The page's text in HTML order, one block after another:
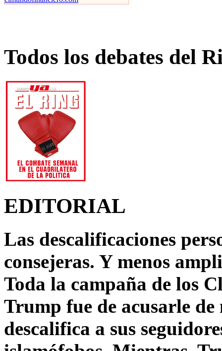
Todos los debates del
EDITORIAL
Las descalificaciones
consejeras. Y menos
Toda la campaña de los
Trump fue de acusarle
descalifica a sus